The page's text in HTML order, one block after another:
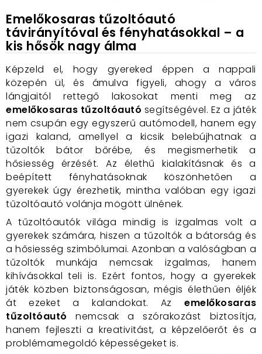
Emelőkosaras tűzoltóautó
távirányítóval és fényhatásokkal – a
kis hősök nagy álma
Képzeld el, hogy gyereked éppen a nappali
közepén ül, és ámulva figyeli, ahogy a város
lángjaitól rettegő lakosokat menti meg az
emelőkosaras tűzoltóautó segítségével. Ez a játék
nem csupán egy egyszerű autómodell, hanem egy
igazi kaland, amellyel a kicsik belebújhatnak a
tűzoltók bátor bőrébe, és megismerhetik a
hősiesség érzését. Az élethű kialakításnak és a
beépített fényhatásoknak köszönhetően a
gyerekek úgy érezhetik, mintha valóban egy igazi
tűzoltóautó volánja mögött ülnének.
A tűzoltóautók világa mindig is izgalmas volt a
gyerekek számára, hiszen a tűzoltók a bátorság és
a hősiesség szimbólumai. Azonban a valóságban a
tűzoltók munkája nemcsak izgalmas, hanem
kihívásokkal teli is. Ezért fontos, hogy a gyerekek
játék közben biztonságosan, mégis élethűen éljék
át ezeket a kalandokat. Az emelőkosaras
tűzoltóautó nemcsak a szórakozást biztosítja,
hanem fejleszti a kreativitást, a képzelőerőt és a
problémamegoldó képességeket is.